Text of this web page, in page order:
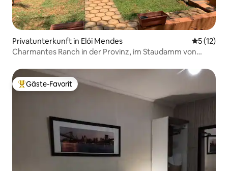
Privatunterkunft in Elói Mendes
5 (12)
Charmantes Ranch in der Provinz, im Staudamm von
Beliebter Gäste-Favorit.
Gäste-Favorit